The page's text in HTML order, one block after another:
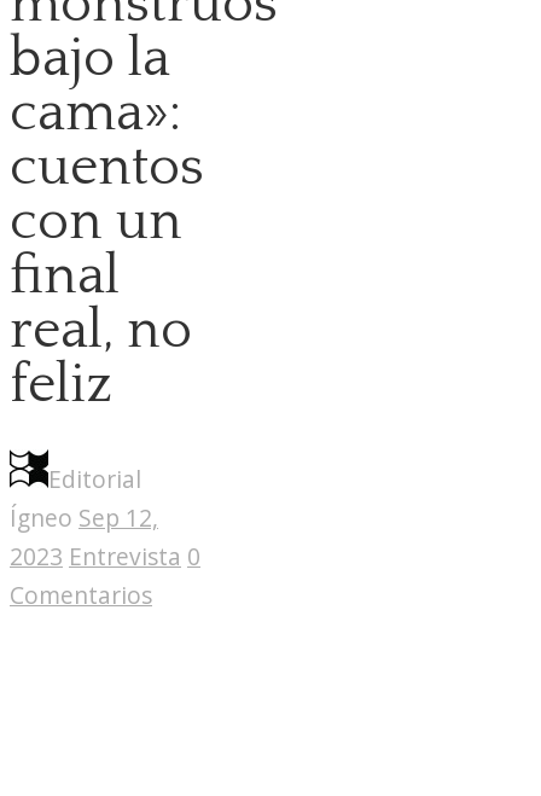
bajo la
cama»:
cuentos
con un
final
real, no
feliz
Editorial
Ígneo Sep 12,
2023 Entrevista 0
Comentarios